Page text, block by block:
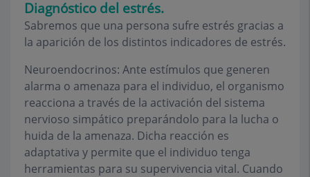
Diagnóstico del estrés.
Sabremos que una persona sufre estrés gracias a
la aparición de los distintos indicadores de estrés.
Neuroendocrinos: Ante estímulos que generen
alarma o amenaza para el individuo, el organismo
reacciona a través de la activación del sistema
nervioso simpático preparándolo para la lucha o
huida de la amenaza. Dicha reacción es
adaptativa y permite que el individuo tenga
herramientas para su supervivencia vital. Cuando